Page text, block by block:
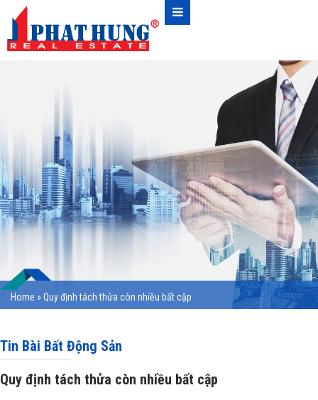
Home »Quy định tách thửa còn nhiều bất cập
Tin Bài Bất Động Sản
Quy định tách thửa còn nhiều bất cập